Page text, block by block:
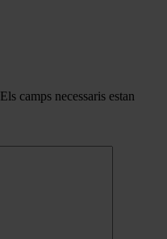
Els camps necessaris estan